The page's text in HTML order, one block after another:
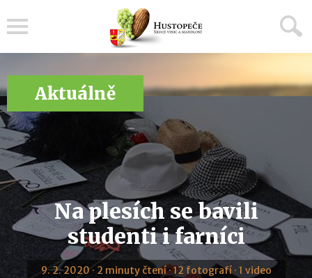
Aktuálně
Na plesích se bavili
studenti i farníci
9. 2. 2020 · 2 minuty čtení · 12 fotografí · 1 video